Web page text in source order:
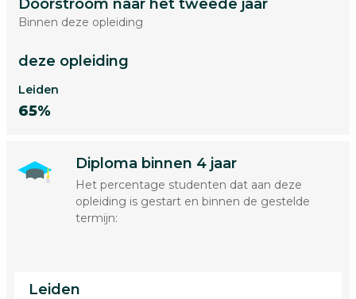
Doorstroom naar het tweede jaar
Binnen deze opleiding
deze opleiding
Leiden
65%
Diploma binnen 4 jaar
Het percentage studenten dat aan deze
opleiding is gestart en binnen de gestelde
termijn:
Leiden